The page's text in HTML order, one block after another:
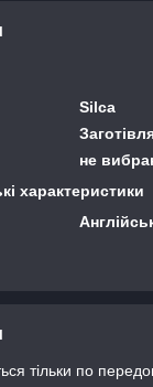
Silca
не
характеристики
тільки по